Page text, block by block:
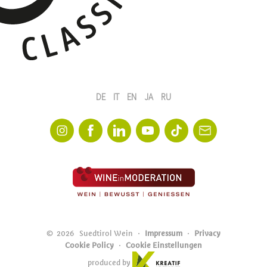
© 2026 Suedtirol Wein Impressum
Privacy
Cookie Policy
Cookie Einstellungen
produced by
DE IT EN JA RU